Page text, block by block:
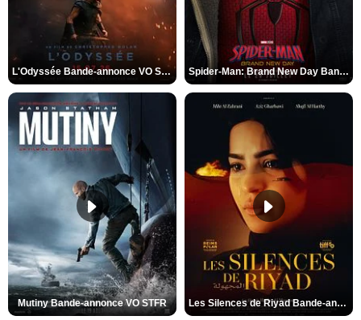
L'Odyssée Bande-annonce VO STFR Spider-Man: Brand New Day Bande-annonce VO STFR
Mutiny Bande-annonce VO STFR Les Silences de Riyad Bande-annonce VO STFR